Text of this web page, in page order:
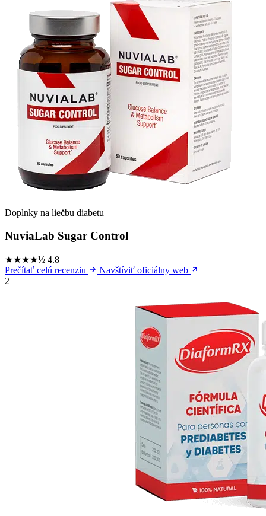
Doplnky na liečbu diabetu
NuviaLab Sugar Control
★★★★½ 4.8
Prečítať celú recenziu
Navštíviť oficiálny web
2